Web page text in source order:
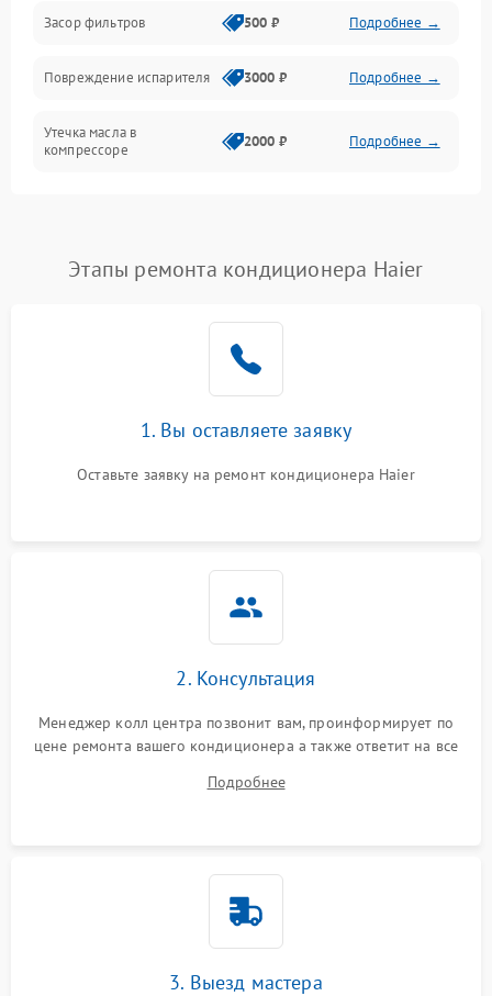
Засор фильтров 500 ₽ Подробнее →
Повреждение испарителя 3000 ₽ Подробнее →
Утечка масла в
компрессоре
2000 ₽ Подробнее →
Неисправность
2000 ₽
1500 ₽
Повреждение корпуса
Этапы ремонта кондиционера Haier
1. Вы оставляете заявку
Оставьте заявку на ремонт кондиционера Haier
2. Консультация
Менеджер колл центра позвонит вам, проинформирует по
цене ремонта вашего кондиционера а также ответит на все
Подробнее
3. Выезд мастера